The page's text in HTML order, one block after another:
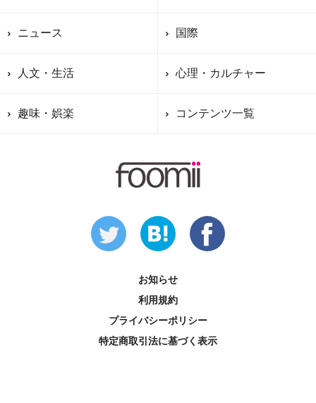
ニュース 国際
人文・生活 心理・カルチャー
趣味・娯楽 コンテンツ一覧
お知らせ
利用規約
プライバシーポリシー
特定商取引法に基づく表示